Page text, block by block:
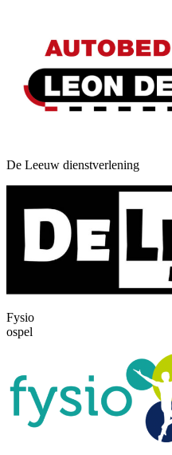
De Leeuw dienstverlening
Fysio
ospel